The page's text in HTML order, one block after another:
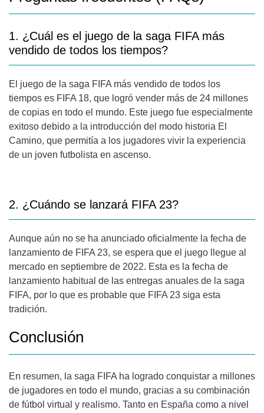
1. ¿Cuál es el juego de la saga FIFA más
vendido de todos los tiempos?
El juego de la saga FIFA más vendido de todos los
tiempos es FIFA 18, que logró vender más de 24 millones
de copias en todo el mundo. Este juego fue especialmente
exitoso debido a la introducción del modo historia El
Camino, que permitía a los jugadores vivir la experiencia
de un joven futbolista en ascenso.
2. ¿Cuándo se lanzará FIFA 23?
Aunque aún no se ha anunciado oficialmente la fecha de
lanzamiento de FIFA 23, se espera que el juego llegue al
mercado en septiembre de 2022. Esta es la fecha de
lanzamiento habitual de las entregas anuales de la saga
FIFA, por lo que es probable que FIFA 23 siga esta
tradición.
Conclusión
En resumen, la saga FIFA ha logrado conquistar a millones
de jugadores en todo el mundo, gracias a su combinación
de fútbol virtual y realismo. Tanto en España como a nivel